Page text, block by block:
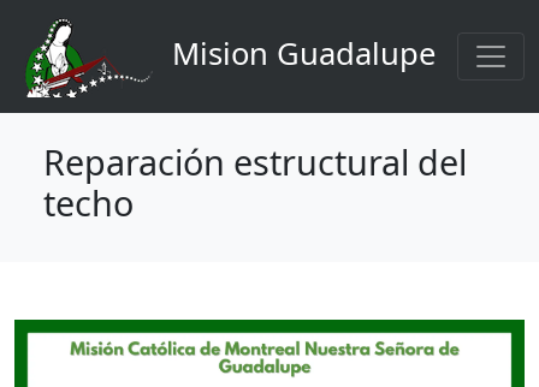
Aller au contenu principal
Navigation principale
Mision Guadalupe
Reparación estructural del
techo